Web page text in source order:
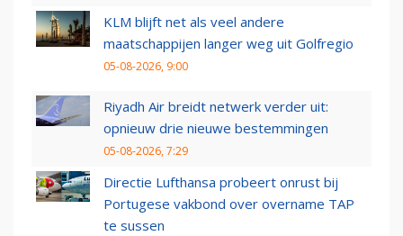
KLM blijft net als veel andere
maatschappijen langer weg uit Golfregio
05-08-2026, 9:00
Riyadh Air breidt netwerk verder uit:
opnieuw drie nieuwe bestemmingen
05-08-2026, 7:29
Directie Lufthansa probeert onrust bij
Portugese vakbond over overname TAP
te sussen